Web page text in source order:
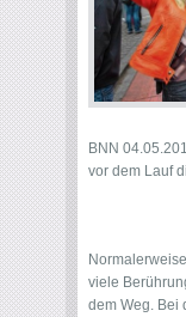
BNN
vor dem Lauf
viele
dem Weg. Bei